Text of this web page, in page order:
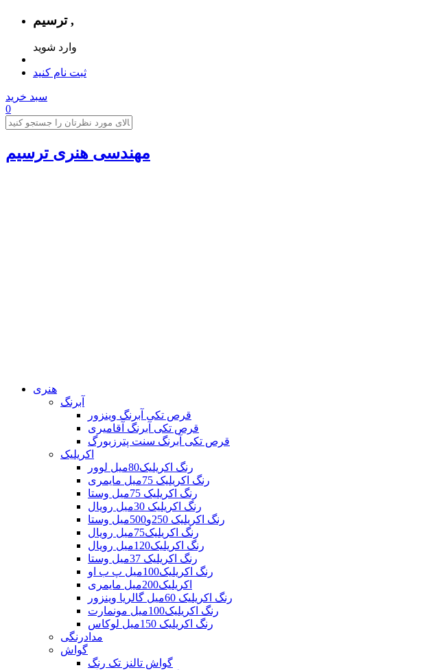
ترسیم ,
وارد شوید
ثبت نام کنید
سبد خرید
0
مهندسی هنری ترسیم
هنری
آبرنگ
قرص تکی آبرنگ وینزور
قرص تکی آبرنگ آقامیری
قرص تکی آبرنگ سنت پترزبورگ
اکریلیک
رنگ اکریلیک80میل لوور
رنگ اکریلیک 75میل مایمری
رنگ اکریلیک 75میل وستا
رنگ اکریلیک 30میل رویال
رنگ اکریلیک 250و500میل وستا
رنگ اکریلیک75میل رویال
رنگ اکریلیک120میل رویال
رنگ اکریلیک 37میل وستا
رنگ اکریلیک100میل پ ب او
اکریلیک200میل مایمری
رنگ اکریلیک 60میل گالریا وینزور
رنگ اکریلیک100میل مونمارت
رنگ اکریلیک 150میل لوکاس
مدادرنگی
گواش
گواش تالنز تک رنگ